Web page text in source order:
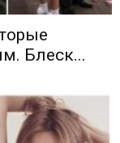
Блеск...